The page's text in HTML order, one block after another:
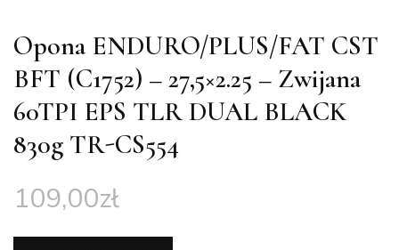
Opona ENDURO/PLUS/FAT CST
BFT (C1752) – 27,5×2.25 – Zwijana
60TPI EPS TLR DUAL BLACK
830g TR-CS554
109,00zł